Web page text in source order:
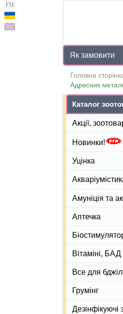
Як замовити
Головна
Адресник
Каталог
Акції,
Новинки!
Уцінка
Амуніція та
Аптечка
Вітаміні,
Все для
Грумінг
Дезінфікуючі